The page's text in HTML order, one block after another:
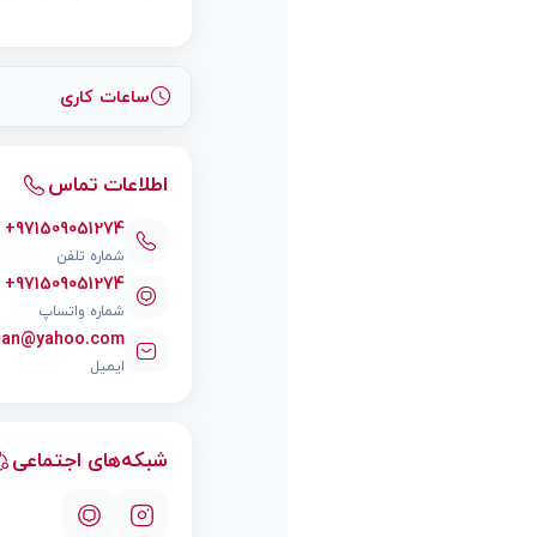
ساعات کاری
اطلاعات تماس
+971509051274
شماره تلفن
+971509051274
شماره واتساپ
ایمیل
شبکه‌های اجتماعی